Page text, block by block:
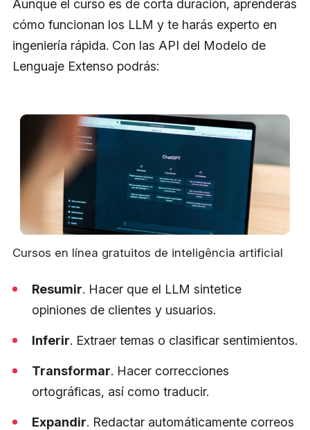
Aunque el curso es de corta duración, aprenderás
cómo funcionan los LLM y te harás experto en
ingeniería rápida. Con las API del Modelo de
Lenguaje Extenso podrás:
Cursos en línea gratuitos de inteligência artificial
Resumir. Hacer que el LLM sintetice
opiniones de clientes y usuarios.
Inferir. Extraer temas o clasificar sentimientos.
Transformar. Hacer correcciones
ortográficas, así como traducir.
Expandir. Redactar automáticamente correos